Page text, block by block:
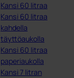
Kansi 60 litraa
Kansi 60 litraa
kahdella
täyttöaukolla
Kansi 60 litraa
paperiaukolla
Kansi 7 litran